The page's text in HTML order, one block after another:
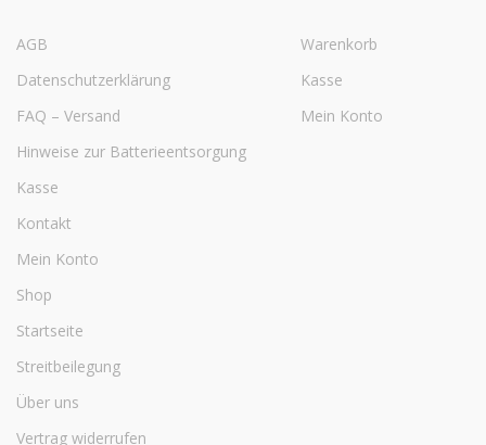
AGB
Datenschutzerklärung
FAQ – Versand
Hinweise zur Batterieentsorgung
Kasse
Kontakt
Mein Konto
Shop
Startseite
Streitbeilegung
Über uns
Vertrag widerrufen
Warenkorb
Kasse
Mein Konto